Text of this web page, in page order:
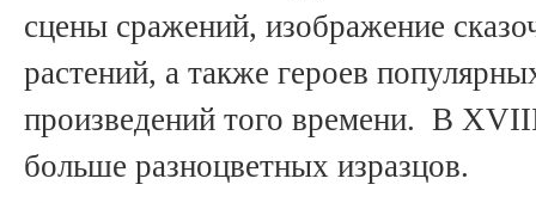
сцены сражений, изображение
растений, а также героев
произведений того времени. В XVIII
больше разноцветных изразцов.